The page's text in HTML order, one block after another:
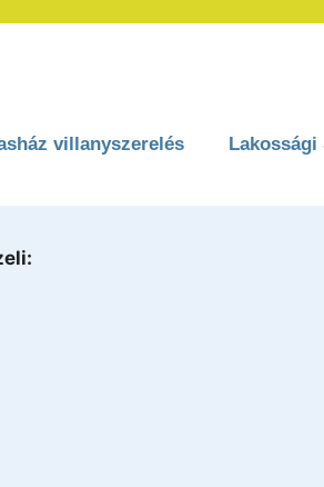
villanyszerelés Lakossági